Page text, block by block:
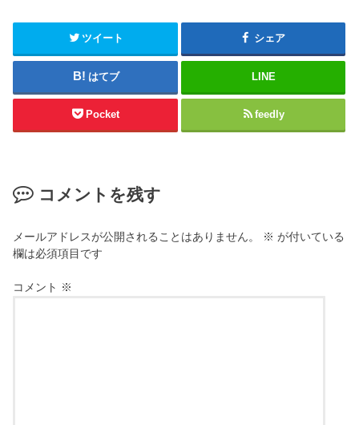
ツイート シェア
はてブ LINE
Pocket feedly
コメントを残す
メールアドレスが公開されることはありません。 ※ が付いている
欄は必須項目です
コメント ※